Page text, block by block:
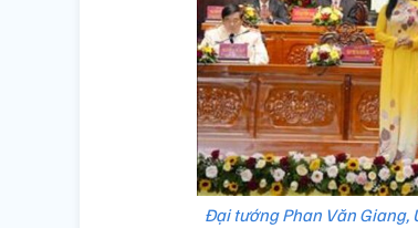
Đại tướng Phan Văn Giang,